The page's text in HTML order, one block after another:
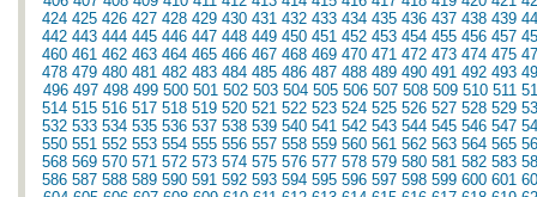
424 425 426 427 428 429 430 431 432 433 434 435 436 437 438 439
442 443 444 445 446 447 448 449 450 451 452 453 454 455 456 457
460 461 462 463 464 465 466 467 468 469 470 471 472 473 474 475
478 479 480 481 482 483 484 485 486 487 488 489 490 491 492 493
496 497 498 499 500 501 502 503 504 505 506 507 508 509 510 511
514 515 516 517 518 519 520 521 522 523 524 525 526 527 528 529
532 533 534 535 536 537 538 539 540 541 542 543 544 545 546 547
550 551 552 553 554 555 556 557 558 559 560 561 562 563 564 565
568 569 570 571 572 573 574 575 576 577 578 579 580 581 582 583
586 587 588 589 590 591 592 593 594 595 596 597 598 599 600 601